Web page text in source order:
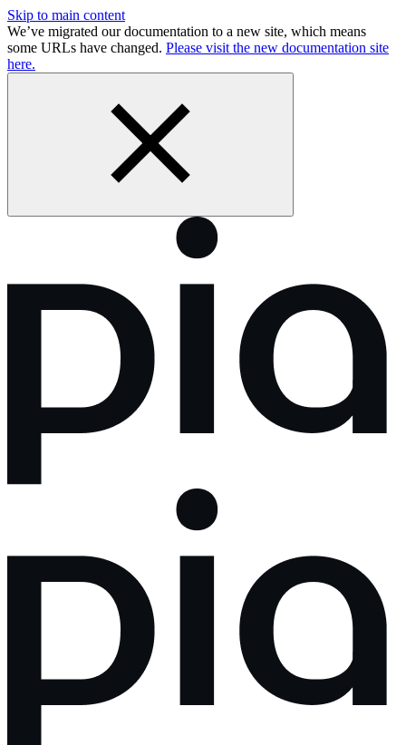
Skip to main content
We’ve migrated our documentation to a new site, which means
some URLs have changed. Please visit the new documentation site
here.